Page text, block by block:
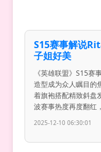
S15赛事解说
子姐好美
《英雄联盟》S15赛
造型成为众人瞩目的
着旗袍搭配精致斜盘
波赛事热度再度翻红
2025-12-10 06:30:01